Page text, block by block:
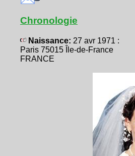
Chronologie
Naissance: 27 avr 1971 :
Paris 75015 Île-de-France
FRANCE